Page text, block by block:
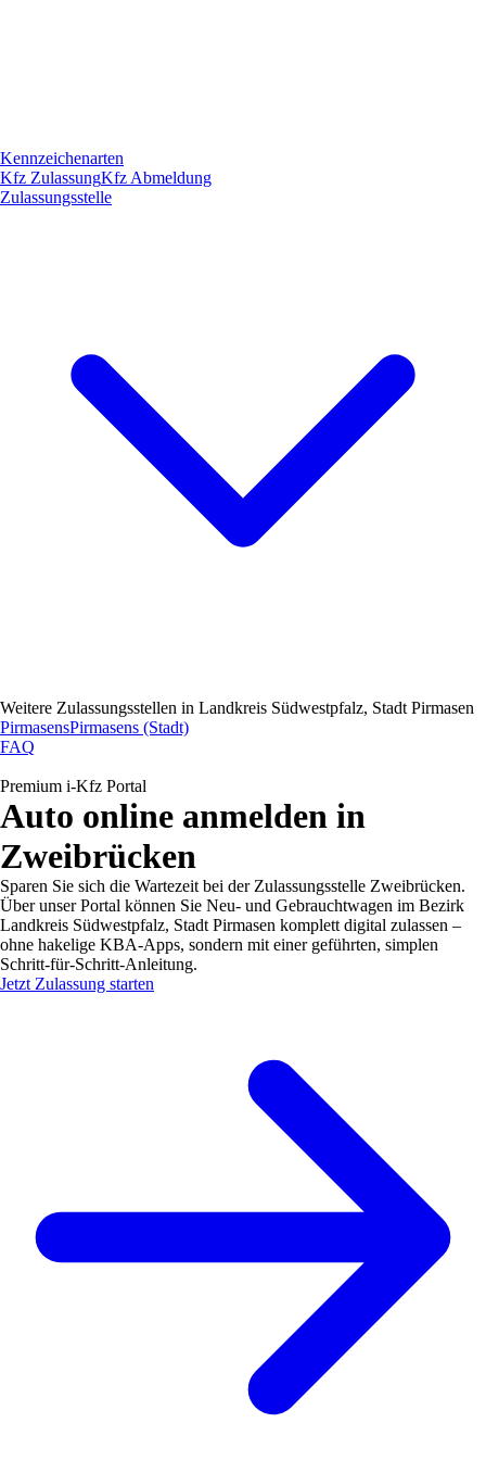
Kennzeichenarten
Kfz ZulassungKfz Abmeldung
Zulassungsstelle
Weitere Zulassungsstellen in Landkreis Südwestpfalz, Stadt Pirmasen
PirmasensPirmasens (Stadt)
FAQ
Premium i-Kfz Portal
Auto online anmelden in
Zweibrücken
Sparen Sie sich die Wartezeit bei der Zulassungsstelle Zweibrücken.
Über unser Portal können Sie Neu- und Gebrauchtwagen im Bezirk
Landkreis Südwestpfalz, Stadt Pirmasen komplett digital zulassen –
ohne hakelige KBA-Apps, sondern mit einer geführten, simplen
Schritt-für-Schritt-Anleitung.
Jetzt Zulassung starten